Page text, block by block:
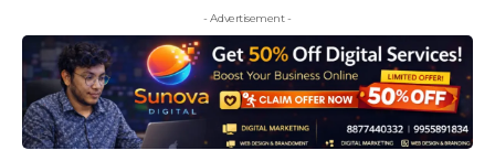
- Advertisement -